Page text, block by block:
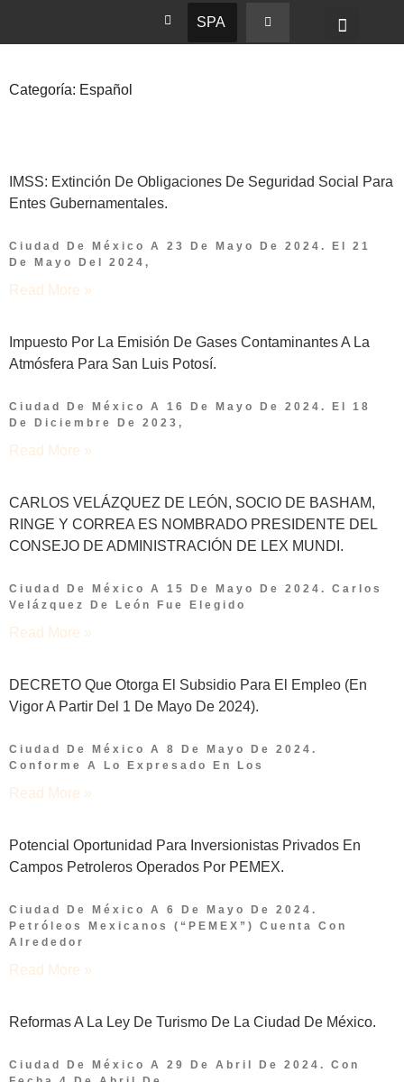
SPA
Categoría: Español
IMSS: Extinción De Obligaciones De Seguridad Social Para
Entes Gubernamentales.
Ciudad De México A 23 De Mayo De 2024. El 21
De Mayo Del 2024,
Read More »
Impuesto Por La Emisión De Gases Contaminantes A La
Atmósfera Para San Luis Potosí.
Ciudad De México A 16 De Mayo De 2024. El 18
De Diciembre De 2023,
Read More »
CARLOS VELÁZQUEZ DE LEÓN, SOCIO DE BASHAM,
RINGE Y CORREA ES NOMBRADO PRESIDENTE DEL
CONSEJO DE ADMINISTRACIÓN DE LEX MUNDI.
Ciudad De México A 15 De Mayo De 2024. Carlos
Velázquez De León Fue Elegido
Read More »
DECRETO Que Otorga El Subsidio Para El Empleo (en
Vigor A Partir Del 1 De Mayo De 2024).
Ciudad De México A 8 De Mayo De 2024.
Conforme A Lo Expresado En Los
Read More »
Potencial Oportunidad Para Inversionistas Privados En
Campos Petroleros Operados Por PEMEX.
Ciudad De México A 6 De Mayo De 2024.
Petróleos Mexicanos (“PEMEX”) Cuenta Con
Alrededor
Read More »
Reformas A La Ley De Turismo De La Ciudad De México.
Ciudad De México A 29 De Abril De 2024. Con